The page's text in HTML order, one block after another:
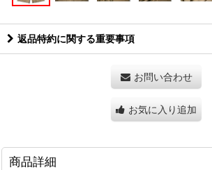
返品特約に関する重要事項
お問い合わせ
お気に入り追加
商品詳細